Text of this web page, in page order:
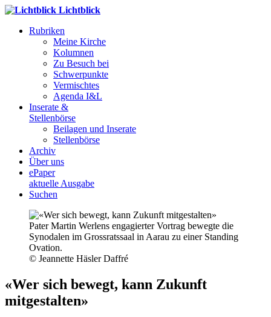
Lichtblick
Rubriken
Meine Kirche
Kolumnen
Zu Besuch bei
Schwerpunkte
Vermischtes
Agenda I&L
Inserate &
Stellenbörse
Beilagen und Inserate
Stellenbörse
Archiv
Über uns
ePaper
aktuelle Ausgabe
Suchen
Pater Martin Werlens engagierter Vortrag bewegte die
Synodalen im Grossratssaal in Aarau zu einer Standing
Ovation.
© Jeannette Häsler Daffré
«Wer sich bewegt, kann Zukunft
mitgestalten»